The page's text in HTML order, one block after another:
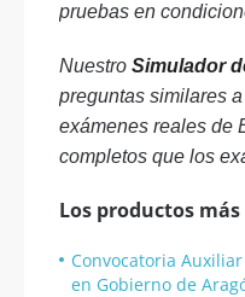
pruebas en
Nuestro Simulador
preguntas similares
exámenes reales de
completos que los
Los productos
Convocatoria
en Gobierno de